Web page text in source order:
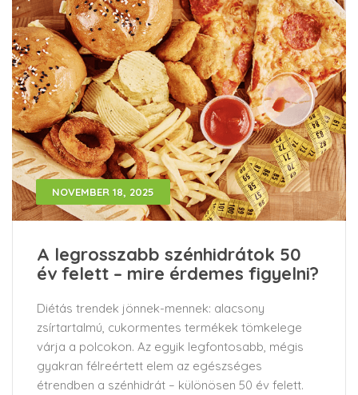
NOVEMBER 18, 2025
A legrosszabb szénhidrátok 50
év felett – mire érdemes figyelni?
Diétás trendek jönnek-mennek: alacsony
zsírtartalmú, cukormentes termékek tömkelege
várja a polcokon. Az egyik legfontosabb, mégis
gyakran félreértett elem az egészséges
étrendben a szénhidrát – különösen 50 év felett.